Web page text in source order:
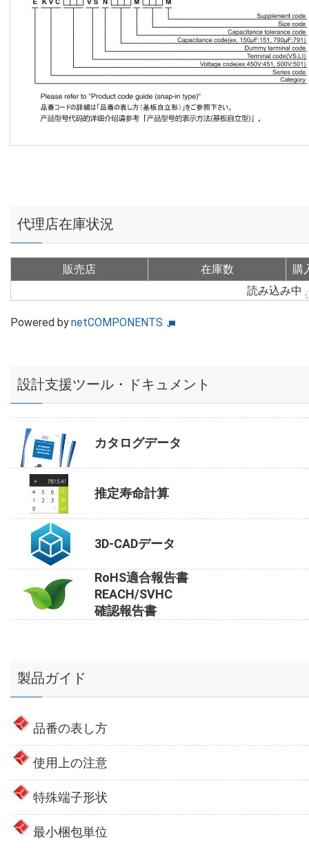
代理店在庫状況
販売店 在庫数
購
読み込み中
Powered bynetCOMPONENTS
設計支援ツール・ドキュメント
カタログデータ
推定寿命計算
3D-CADデータ
RoHS適合報告書
REACH/SVHC
確認報告書
製品ガイド
品番の表し方
使用上の注意
特殊端子形状
最小梱包単位